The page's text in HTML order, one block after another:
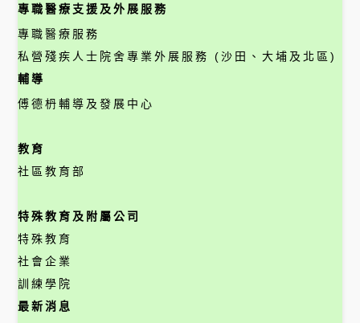
專職醫療支援及外展服務
專職醫療服務
私營殘疾人士院舍專業外展服務 (沙田、大埔及北區)
輔導
傅德枬輔導及發展中心
教育
社區教育部
特殊教育及附屬公司
特殊教育
社會企業
訓練學院
最新消息